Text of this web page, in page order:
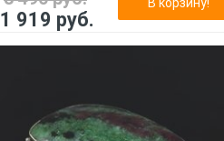
1 919 руб.